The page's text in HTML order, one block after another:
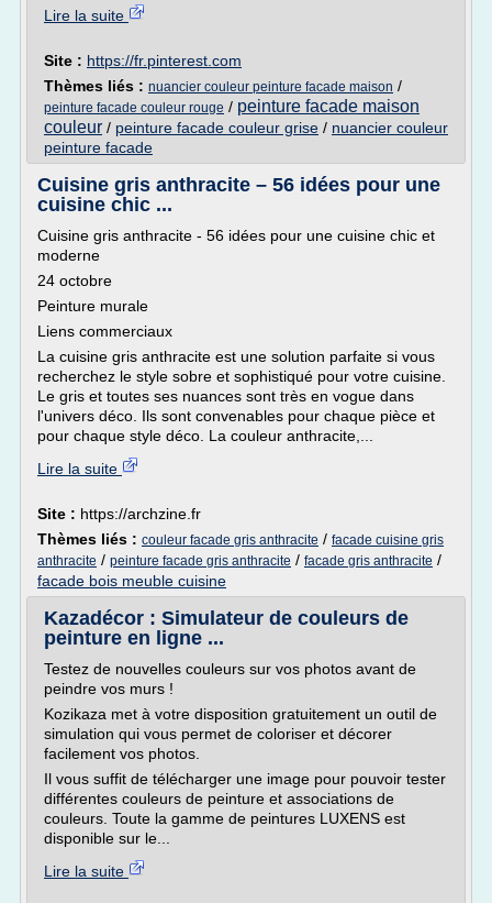
Lire la suite
Site : https://fr.pinterest.com
Thèmes liés : nuancier couleur peinture facade maison /
peinture facade couleur rouge / peinture facade maison
couleur / peinture facade couleur grise / nuancier couleur
peinture facade
Cuisine gris anthracite – 56 idées pour une
cuisine chic ...
Cuisine gris anthracite - 56 idées pour une cuisine chic et
moderne
24 octobre
Peinture murale
Liens commerciaux
La cuisine gris anthracite est une solution parfaite si vous
recherchez le style sobre et sophistiqué pour votre cuisine.
Le gris et toutes ses nuances sont très en vogue dans
l'univers déco. Ils sont convenables pour chaque pièce et
pour chaque style déco. La couleur anthracite,...
Lire la suite
Site : https://archzine.fr
Thèmes liés : couleur facade gris anthracite / facade cuisine gris
anthracite / peinture facade gris anthracite / facade gris anthracite /
facade bois meuble cuisine
Kazadécor : Simulateur de couleurs de
peinture en ligne ...
Testez de nouvelles couleurs sur vos photos avant de
peindre vos murs !
Kozikaza met à votre disposition gratuitement un outil de
simulation qui vous permet de coloriser et décorer
facilement vos photos.
Il vous suffit de télécharger une image pour pouvoir tester
différentes couleurs de peinture et associations de
couleurs. Toute la gamme de peintures LUXENS est
disponible sur le...
Lire la suite